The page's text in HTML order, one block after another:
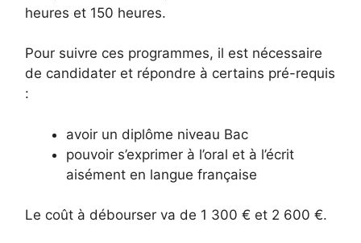
heures et 150 heures.
Pour suivre ces programmes, il est nécessaire
de candidater et répondre à certains pré-requis
:
avoir un diplôme niveau Bac
pouvoir s’exprimer à l’oral et à l’écrit
aisément en langue française
Le coût à débourser va de 1 300 € et 2 600 €.